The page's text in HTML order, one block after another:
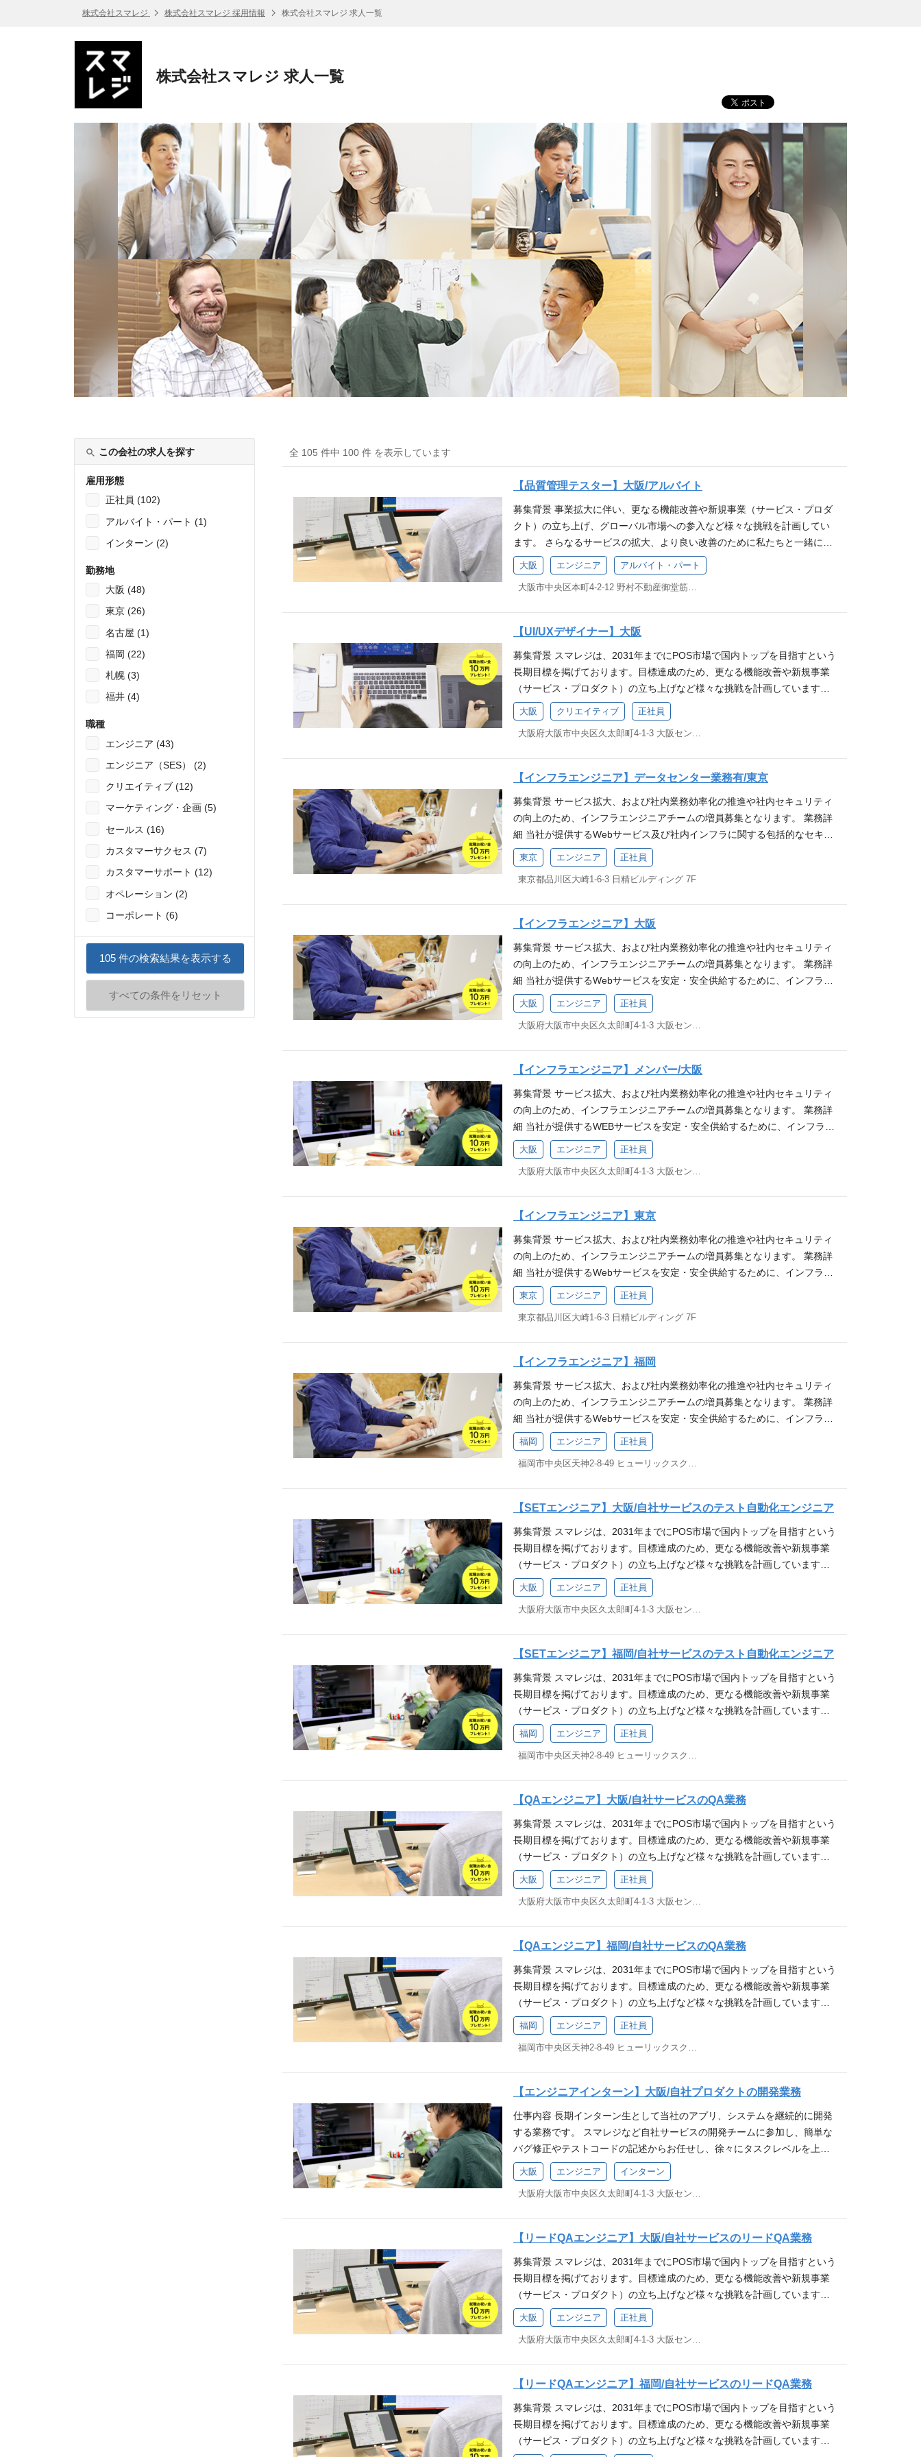
株式会社スマレジ 株式会社スマレジ 採用情報 株式会社スマレジ 求人一覧
株式会社スマレジ 求人一覧
この会社の求人を探す
雇用形態
正社員 (102)
アルバイト・パート (1)
インターン (2)
勤務地
大阪 (48)
東京 (26)
名古屋 (1)
福岡 (22)
札幌 (3)
福井 (4)
職種
エンジニア (43)
エンジニア（SES） (2)
クリエイティブ (12)
マーケティング・企画 (5)
セールス (16)
カスタマーサクセス (7)
カスタマーサポート (12)
オペレーション (2)
コーポレート (6)
105件の検索結果を表示する
すべての条件をリセット
全 105 件中 100 件 を表示しています
【品質管理テスター】大阪/アルバイト
募集背景 事業拡大に伴い、更なる機能改善や新規事業（サービス・プロダ
クト）の立ち上げ、グローバル市場への参入など様々な挑戦を計画してい
ます。 さらなるサービスの拡大、より良い改善のために私たちと一緒に働
きませんか？ 株式会社スマレジの事業について 業務詳細 スマレジが提供
するサービス全般（iOSアプリ・ウェブアプリ）の品質管理テスト（テスト
仕様書に基づいたテストの実施）を行っていただきます。 ※従事すべき業
【必須条件(MUST)】 iOSデバイスに関する基礎知識 オフィス系ソフト（w
ord/excel等）の操作経験 【歓迎要件(WANT)】 ソフトウェアテスト、又は
ゲームデバッグの経験 何かしらのプログラミング経験 技術スタック ツー
ル Postman, Proxyman, VSCode, Magic Pod バージョン管理 GitLab（マー
ジリクエストベースでレビューを実施） コラボレーションツール Redmin
e, Jira, Confluence, Slack, Zoom, Google Workspace 求める人物像 当社
ミッション「 お店を元気に、街を元気に！ 」へ共感いただける方 当社バ
リュー（行動指針）へ共感いただける方 ┗ 行けるとこまで行く！ ：熱
意を持って挑戦し、自分の限界やゴールを超える ┗ 要件定義ではなく、
要求定義 ：相手の発言の先にある、本質的なニーズや課題に向き合う ┗
「家族に恥じないか」を基準に判断する
大阪 エンジニア アルバイト・パート
【UI/UXデザイナー】大阪
募集背景 スマレジは、2031年までにPOS市場で国内トップを目指すという
長期目標を掲げております。目標達成のため、更なる機能改善や新規事業
（サービス・プロダクト）の立ち上げなど様々な挑戦を計画しています。
サービスの拡大、より良い改善のために私たちと一緒に働きませんか？ 株
式会社スマレジの事業について 業務詳細 ユーザーの目的を満たすために必
要な機能やコンテンツを考え、目指す情報や機能へ辿り着くための構造設
リ、Webサービス (マルチデバイス)のUI設計構築 主にご担当いただく業務
は管理画面のUI/UX設計と構築です。 デザインチームは、UI/UXデザイナー
2名/WEBデザイナー4名で構成されております。 今後のプロダクト機能リ
リースを鑑み、UI領域を強化したく、この度の募集と至りました。 募集要
件 【必須条件(MUST)】 スマートフォンアプリ、Webサービス (マルチデ
バイス)のデザインと構築や改良の実務経験3年以上または、同等の経験 Sa
aSやアプリのワイヤーフレーム作成などの情報設計の経験 「論理性」「客
観性」を以て、デザインの要件及び意図を説明できること HTML、JavaSc
ript、CSS での構築能力 ※ポートフォリオのご提出が必須となります。
【歓迎要件(WANT)】 エンジニアと一緒に仕事をした経験 PHP、Vue、Re
定める業務 ※本人の希望を考慮します 技術スタック 【ツール】 Adobe In
Design, Adobe Photoshop, Adobe Illustrator, Adobe XD, Mac Keynote 【バ
ージョン管理】 GitLab（マージリクエストベースでレビューを実施） 【コ
ラボレーションツール】 Redmine, Slack, Google Workspace 得られる経
れていることから、自分たちの仕事の成果や会社の成長を実感できるやり
がいがあります。 また、スマレジでは上流工程のみを行うようなことはあ
す！ 求める人物像 当社ミッション「 お店を元気に、街を元気に！ 」へ共
感いただける方 当社バリュー（行動指針）へ共感いただける方 ┗ 行ける
とこまで行く！ ：熱意を持って挑戦し、自分の限界やゴールを超える ┗
要件定義ではなく、要求定義 ：相手の発言の先にある、本質的なニーズや
課題に向き合う ┗ 家族に誇れる仕事を ：迷ったときは、自身の行動が
き、素直 向上心があって新しいことにチャレンジしたい お客様の課題解決
を喜べる 変化を楽しみ、対応していける 排他的でない わからないことを
時間や家族を大事にする 自発的に考え、行動できる
大阪 クリエイティブ 正社員
【インフラエンジニア】データセンター業務有/東京
募集背景 サービス拡大、および社内業務効率化の推進や社内セキュリティ
の向上のため、インフラエンジニアチームの増員募集となります。 業務詳
細 当社が提供するWebサービス及び社内インフラに関する包括的なセキュ
リティ対策の立案、導入を行う業務です。 ※サービスインフラと社内イン
フラ業務の割合は8:2程度です。 [メイン業務] ◆ スマレジサービスインフ
ラ ・サービスを安定供給するためのインフラ運用、改善計画の策定・実装
CI DSS運用 ・データセンター作業 ・パフォーマンス監視および障害対応
・可能な限り楽して運用できる仕組み、体制作り ・その他サービスの開
発・運用に必要な業務 [都度業務] ◆ 社内インフラ ・社内ヘルプデスク ・
社内利用サービスのアカウント管理 ※従事すべき業務の変更の範囲：会社
の定める業務 ※本人の希望を考慮します 募集要件 【必須条件(MUST)】
下記のインフラの設計・提案・開発・保守・運用における経験が5年以上
もしくは それに相当するご経歴をお持ちの方 クラウドを利用したLinuxベ
ースのWEBシステムの設計、構築経験 各種ミドルウェア(Apache/Nginx/ph
p-fpm/Mysql)の導入、チューニング経験 各種スクリプト(Python、Node.j
s、Go、ShellScript等)を用いた開発経験 【歓迎要件(WANT)】 ネットワー
トカード決済システム運用経験 社内システム部門情報システム部門の実務
経験（1年以上） 50 名規模以上の組織での IT 製品の企画、導入、運用経
験 コンテナ技術(Docker)の経験 ※ECS/Fargate経験者なら尚可 Infrastruct
ure as Codeの経験(Ansible/Terraform) セキュリティ強化対応(WAFや脆弱
防止の仕組みの運用経験 メトリクスの整備やモニタリング環境の運用経験
PHPを用いた開発経験、Gitフローを用いた開発経験 技術スタック 【AW
R ▼データベース・ストレージ Aurora(MySQL) / ElastiCache / S3 ▼アプ
リケーション統合 EventBridge / StepFunctions / SQS / SES ▼分析 Glue /
Athena / Kinesis ▼セキュリティ WAF、KMS 【ミドルウェア】 Nginx、Ap
ache、php-fpm、Postfix、Fail2ban、Fluentbit 【IaC】 Terraform、Ansibl
e 【CI / CD】 GitLab CI/CD 【APM】 Datadog、Sentry、Mackerel、Page
レーションツール】 Redmine、Slack、Google Workspace 得られる経験
当社の主力事業である「スマレジ」はクラウド型のPOSレジシステムで
れていることから、自分たちの仕事の成果や会社の成長を実感できるやり
がいがあります。 また自社サービスのシステムやクラウドシステムにおけ
るインフラ設計・運用の知識・経験が得られます。 求める人物像 当社ミッ
ション「 お店を元気に、街を元気に！ 」へ共感いただける方 当社バリュ
ー（行動指針）へ共感いただける方 ┗ 行けるとこまで行く！ ：熱意を持
：相手の発言の先にある、本質的なニーズや課題に向き合う ┗ 家族に誇れ
る仕事を ：迷ったときは、自身の行動が「家族に誇れるか」「家族に恥じ
ないか」を基準に判断する 自発的に考え、行動できる オンライン、オフラ
イン共にコミュニケーションが円滑にとれる 分からない事をひとりで抱え
込まない 排他的でない 向上心があって新しいことにチャレンジしたい お
間や家族を大事にする
東京 エンジニア 正社員
東京都品川区大崎1-6-3 日精ビルディング 7F
【インフラエンジニア】大阪
募集背景 サービス拡大、および社内業務効率化の推進や社内セキュリティ
の向上のため、インフラエンジニアチームの増員募集となります。 業務詳
細 当社が提供するWebサービスを安定・安全供給するために、インフラ運
用やセキュリティ対策を行う業務です。 ※サービスインフラと社内インフ
ラ業務の割合は8:2程度です [メイン業務] ◆ スマレジサービスインフラ ・
サービスを安定供給するためのインフラ運用、改善計画の策定・実装 ・サ
SS運用 ・パフォーマンス監視および障害対応 ・可能な限り楽して運用で
きる仕組み、体制作り ・その他サービスの開発・運用に必要な業務 [都度
業務] ◆ 社内インフラ ・社内ヘルプデスク ・社内利用サービスのアカウン
ト管理 ※従事すべき業務の変更の範囲：会社の定める業務 ※本人の希望を
考慮します 募集要件 【必須条件(MUST)】 下記のインフラの設計・提案・
開発・保守・運用における経験が5年以上 もしくは それに相当するご経歴
をお持ちの方 クラウドを利用したLinuxベースのWEBシステム構築、運用
経験 各種ミドルウェア(Nginx/php-fpm)の導入、チューニング、運用経験
各種スクリプト(ShellScript、Python、Node.js、Go等)を用いた開発、運用
経験 【歓迎要件(WANT)】 コンテナ技術(Docker)の経験 ※ECS/Fargate経
策定や運用経験 障害検知及び障害時対応や再発防止策の検討・運用経験 メ
トリクスの整備やモニタリング環境の運用経験 ネットワークの設計、構築
運用経験 セキュリティ強化対応(WAFや脆弱性診断対応)などの導入経験 セ
キュリティポリシーの策定経験 50 名規模以上の組織での IT 製品の企画、
発経験 技術スタック 【AWS】 ▼コンピューティング・コンテナ EC2 / La
mbda / ECS(Fargate) / ECR ▼データベース・ストレージ Aurora(MySQL)
SQS / SES ▼分析 Glue / Athena / Kinesis ▼セキュリティ WAF、KMS
【ミドルウェア】 Nginx / Apache、php-fpm、Postfix、Fail2ban、Fluentbi
t 【IaC】 Terraform / Ansible 【CI / CD】 GitLab CI/CD 【APM】 Datadog
/ Sentry / Mackerel / PagerDuty 【ネットワーク機器】 Yamaha系、Furun
o系、Fortinet系 【コラボレーションツール】 Redmine, Slack, Google Wo
POSレジシステムです。 数多くの店舗で導入されており、日常生活で立ち
寄ったお店で利用されていることから、自分たちの仕事の成果や会社の成
ウドシステムにおけるインフラ設計・運用の知識・経験が得られます。 求
める人物像 当社ミッション「お店を元気に、街を元気に！」へ共感いただ
ける方 当社バリュー（行動指針）へ共感いただける方 ┗行けるとこまで行
く！：熱意を持って挑戦し、自分の限界やゴールを超える ┗要件定義では
なく、要求定義：相手の発言の先にある、本質的なニーズや課題に向き合
か」「家族に恥じないか」を基準に判断する 自発的に考え、行動できる オ
ンライン、オフライン共にコミュニケーションが円滑にとれる 分からない
事をひとりで抱え込まない 排他的でない 向上心があって新しいことにチャ
レンジしたい お客様の課題解決を喜べる 変化を楽しみ、対応していける
プライベートの時間や家族を大事にする
大阪 エンジニア 正社員
【インフラエンジニア】メンバー/大阪
募集背景 サービス拡大、および社内業務効率化の推進や社内セキュリティ
の向上のため、インフラエンジニアチームの増員募集となります。 業務詳
細 当社が提供するWEBサービスを安定・安全供給するために、インフラ運
用やセキュリティ対策を行う業務です。 ◆ スマレジサービスインフラ(通
常業務) ・サービスを安定供給するためのインフラ運用、改善計画の策定・
実装 ・サービスを安全供給するためのセキュリティ対策・計画の策定・実
・社内ヘルプデスク ・社内利用サービスのアカウント管理 ※サービスイン
の範囲：会社の定める業務 ※本人の希望を考慮します 募集要件 【必須条
件(MUST)】 ITエンジニアとしてのご経験を有する方 【歓迎要件(WANT)】
・クラウドを利用したLinuxベースのWEBシステム構築、運用経験 ・各種
ミドルウェア(Nginx/php-fpm)の導入、チューニング、運用経験 ・各種スク
リプト(ShellScript、Python、Node.js、Go等)を用いた開発、運用経験 ・In
frastructure as Codeの経験(Ansible/Terraform) ・DevOps経験 ・コンテナ
技術(Docker)の経験 ※ECS/Fargate経験者なら尚可 ・セキュリティ強化対
応(WAFや脆弱性診断対応)などの導入経験 ・50 名規模以上の組織での IT
やIDSなどの導入経験 ・社内システム部門情報システム部門の実務経験（1
年以上） ・ネットワークの設計、構築運用経験 技術スタック 【AWS】 ▼
コンピューティング・コンテナ EC2 / Lambda / ECS(Fargate) / ECR ▼デ
ータベース・ストレージ Aurora(MySQL) / ElastiCache / S3 ▼アプリケー
hp-fpm、Postfix、Fail2ban、Fluentbit 【IaC】 Terraform / Ansible 【CI / C
D】 GitLab CI/CD 【APM】 Datadog / Sentry / Mackerel / PagerDuty 【ネ
ツール】 Redmine, Slack, Google Workspace 得られる経験 当社の主力事
業である「スマレジ」はクラウド型のPOSレジシステムです。 数多くの店
舗で導入されており、日常生活で立ち寄ったお店で利用されていることか
ら、自分たちの仕事の成果や会社の成長を実感できるやりがいがありま
す。 また自社サービスのシステムやクラウドシステムにおけるインフラ設
・明るく前向き、元気、素直、向上心があって新しいことにチャレンジし
たい ・わからないことをひとりで抱え込まない ・コミュニケーションが円
の時間や家族を大事にする
大阪 エンジニア 正社員
【インフラエンジニア】東京
募集背景 サービス拡大、および社内業務効率化の推進や社内セキュリティ
の向上のため、インフラエンジニアチームの増員募集となります。 業務詳
細 当社が提供するWebサービスを安定・安全供給するために、インフラ運
用やセキュリティ対策を行う業務です。 ※サービスインフラと社内インフ
ラ業務の割合は8:2程度です [メイン業務] ◆ スマレジサービスインフラ ・
サービスを安定供給するためのインフラ運用、改善計画の策定・実装 ・サ
SS運用 ・パフォーマンス監視および障害対応 ・可能な限り楽して運用で
きる仕組み、体制作り ・その他サービスの開発・運用に必要な業務 [都度
業務] ◆ 社内インフラ ・社内ヘルプデスク ・社内利用サービスのアカウン
ト管理 ※従事すべき業務の変更の範囲：会社の定める業務 ※本人の希望を
考慮します 募集要件 【必須条件(MUST)】 下記のインフラの設計・提案・
開発・保守・運用における経験が5年以上 もしくは それに相当するご経歴
をお持ちの方 クラウドを利用したLinuxベースのWEBシステム構築、運用
経験 各種ミドルウェア(Nginx/php-fpm)の導入、チューニング、運用経験
各種スクリプト(ShellScript、Python、Node.js、Go等)を用いた開発、運用
経験 【歓迎要件(WANT)】 コンテナ技術(Docker)の経験 ※ECS/Fargate経
策定や運用経験 障害検知及び障害時対応や再発防止策の検討・運用経験 メ
トリクスの整備やモニタリング環境の運用経験 ネットワークの設計、構築
運用経験 セキュリティ強化対応(WAFや脆弱性診断対応)などの導入経験 セ
キュリティポリシーの策定経験 50 名規模以上の組織での IT 製品の企画、
発経験 技術スタック 【AWS】 ▼コンピューティング・コンテナ EC2 / La
mbda / ECS(Fargate) / ECR ▼データベース・ストレージ Aurora(MySQL)
SQS / SES ▼分析 Glue / Athena / Kinesis ▼セキュリティ WAF、KMS
【ミドルウェア】 Nginx / Apache、php-fpm、Postfix、Fail2ban、Fluentbi
t 【IaC】 Terraform / Ansible 【CI / CD】 GitLab CI/CD 【APM】 Datadog
/ Sentry / Mackerel / PagerDuty 【ネットワーク機器】 Yamaha系、Furun
o系、Fortinet系 【コラボレーションツール】 Redmine, Slack, Google Wo
POSレジシステムです。 数多くの店舗で導入されており、日常生活で立ち
寄ったお店で利用されていることから、自分たちの仕事の成果や会社の成
ウドシステムにおけるインフラ設計・運用の知識・経験が得られます。 求
める人物像 当社ミッション「 お店を元気に、街を元気に！ 」へ共感いた
だける方 当社バリュー（行動指針）へ共感いただける方 ┗ 行けるとこま
で行く！ ：熱意を持って挑戦し、自分の限界やゴールを超える ┗ 要件定
義ではなく、要求定義 ：相手の発言の先にある、本質的なニーズや課題に
誇れるか」「家族に恥じないか」を基準に判断する 自発的に考え、行動で
きる オンライン、オフライン共にコミュニケーションが円滑にとれる 分か
らない事をひとりで抱え込まない 排他的でない 向上心があって新しいこと
にチャレンジしたい お客様の課題解決を喜べる 変化を楽しみ、対応してい
ける プライベートの時間や家族を大事にする
東京 エンジニア 正社員
東京都品川区大崎1-6-3 日精ビルディング 7F
【インフラエンジニア】福岡
募集背景 サービス拡大、および社内業務効率化の推進や社内セキュリティ
の向上のため、インフラエンジニアチームの増員募集となります。 業務詳
細 当社が提供するWebサービスを安定・安全供給するために、インフラ運
用やセキュリティ対策を行う業務です。 ※サービスインフラと社内インフ
ラ業務の割合は8:2程度です [メイン業務] ◆ スマレジサービスインフラ ・
サービスを安定供給するためのインフラ運用、改善計画の策定・実装 ・サ
SS運用 ・パフォーマンス監視および障害対応 ・可能な限り楽して運用で
きる仕組み、体制作り ・その他サービスの開発・運用に必要な業務 [都度
業務] ◆ 社内インフラ ・社内ヘルプデスク ・社内利用サービスのアカウン
ト管理 ※従事すべき業務の変更の範囲：会社の定める業務 ※本人の希望を
考慮します 募集要件 【必須条件(MUST)】 下記のインフラの設計・提案・
開発・保守・運用における経験が5年以上もしくはそれに相当するご経歴を
お持ちの方 クラウドを利用したLinuxベースのWEBシステム構築、運用経
験 各種ミドルウェア(Nginx/php-fpm)の導入、チューニング、運用経験 各
種スクリプト(ShellScript、Python、Node.js、Go等)を用いた開発、運用経
験 【歓迎要件(WANT)】 コンテナ技術(Docker)の経験 ※ECS/Fargate経験
定や運用経験 障害検知及び障害時対応や再発防止策の検討・運用経験 メト
リクスの整備やモニタリング環境の運用経験 ネットワークの設計、構築運
用経験 セキュリティ強化対応(WAFや脆弱性診断対応)などの導入経験 セキ
ュリティポリシーの策定経験 50 名規模以上の組織での IT 製品の企画、導
経験 技術スタック 【AWS】 ▼コンピューティング・コンテナ EC2 / Lamb
da / ECS(Fargate) / ECR ▼データベース・ストレージ Aurora(MySQL) / El
S / SES ▼分析 Glue / Athena / Kinesis ▼セキュリティ WAF、KMS 【ミド
ルウェア】 Nginx / Apache、php-fpm、Postfix、Fail2ban、Fluentbit 【Ia
C】 Terraform / Ansible 【CI / CD】 GitLab CI/CD 【APM】 Datadog / Sen
try / Mackerel / PagerDuty 【ネットワーク機器】 Yamaha系、Furuno系、
Fortinet系 【コラボレーションツール】 Redmine, Slack, Google Workspa
レジシステムです。 数多くの店舗で導入されており、日常生活で立ち寄っ
たお店で利用されていることから、自分たちの仕事の成果や会社の成長を
システムにおけるインフラ設計・運用の知識・経験が得られます。 求める
人物像 当社ミッション「 お店を元気に、街を元気に！ 」へ共感いただけ
る方 当社バリュー（行動指針）へ共感いただける方 ┗ 行けるとこまで行
く！ ：熱意を持って挑戦し、自分の限界やゴールを超える ┗ 要件定義で
はなく、要求定義 ：相手の発言の先にある、本質的なニーズや課題に向き
るか」「家族に恥じないか」を基準に判断する 自発的に考え、行動できる
オンライン、オフライン共にコミュニケーションが円滑にとれる 分からな
い事をひとりで抱え込まない 排他的でない 向上心があって新しいことにチ
ャレンジしたい お客様の課題解決を喜べる 変化を楽しみ、対応していける
プライベートの時間や家族を大事にする
福岡 エンジニア 正社員
【SETエンジニア】大阪/自社サービスのテスト自動化エンジニア
募集背景 スマレジは、2031年までにPOS市場で国内トップを目指すという
長期目標を掲げております。目標達成のため、更なる機能改善や新規事業
（サービス・プロダクト）の立ち上げなど様々な挑戦を計画しています。
サービスの拡大、より良い改善のために私たちと一緒に働きませんか？ 業
務詳細 スマレジが提供する各WEBサービスに関するテスト自動化業務を担
当していただきます。 スマレジの事業について テスト自動化の環境設計・
会社の定める業務 ※本人の希望を考慮します 募集要件 【必須条件(MUS
T)】 JSTQB認定テスト技術者資格（FL）保有者、又は相当のテスト基礎
知識 Appium/Selenium等のフレームワークを活用したテスト自動化の業務
経験（もしくは、テスト自動化フレームワークの基礎知識） 【歓迎要件(W
ANT)】 Webシステム、モバイルアプリケーションの開発経験 チームのマ
ネジメント経験 技術スタック 【ツール】 Postman, VSCode, Magic Pod
【バージョン管理】 GitLab（マージリクエストベースでレビューを実施）
【コラボレーションツール】 Redmine, Slack, Google Workspace 【言
語】 PHP, JavaScript, TypeScript 【フレームワーク】 Selenium, Appium,
Cypress, Puppeteer, TestCafe 【CI/CD環境】 GitLab CI 得られる経験 当社
多くの店舗で導入されており、日常生活で立ち寄ったお店で利用されてい
ることから、自分たちの仕事の成果や会社の成長を実感できるやりがいが
あります。 求める人物像 当社ミッション「お店を元気に、街を元気
に！」へ共感いただける方 当社バリュー（行動指針）へ共感いただける方
なニーズや課題に向き合う ┗家族に誇れる仕事を：迷ったときは、自身
の行動が「家族に誇れるか」「家族に恥じないか」を基準に判断する
大阪 エンジニア 正社員
【SETエンジニア】福岡/自社サービスのテスト自動化エンジニア
募集背景 スマレジは、2031年までにPOS市場で国内トップを目指すという
長期目標を掲げております。目標達成のため、更なる機能改善や新規事業
（サービス・プロダクト）の立ち上げなど様々な挑戦を計画しています。
サービスの拡大、より良い改善のために私たちと一緒に働きませんか？？
業務詳細 スマレジが提供する各WEBサービスに関するテスト自動化業務を
担当していただきます。 スマレジの事業について テスト自動化の環境設
囲：会社の定める業務 ※本人の希望を考慮します 募集要件 【必須条件(M
UST)】 JSTQB認定テスト技術者資格（FL）保有者、又は相当のテスト基
礎知識 Appium/Selenium等のフレームワークを活用したテスト自動化の業
務経験（もしくは、テスト自動化フレームワークの基礎知識） 【歓迎要件
(WANT)】 Webシステム、モバイルアプリケーションの開発経験 チームの
マネジメント経験 技術スタック 【ツール】 Postman, VSCode, Magic Pod
【バージョン管理】 GitLab（マージリクエストベースでレビューを実施）
【コラボレーションツール】 Redmine, Slack, Google Workspace 【言
語】 PHP, JavaScript, TypeScript 【フレームワーク】 Selenium, Appium,
Cypress, Puppeteer, TestCafe 【CI/CD環境】 GitLab CI 得られる経験 当社
多くの店舗で導入されており、日常生活で立ち寄ったお店で利用されてい
ることから、自分たちの仕事の成果や会社の成長を実感できるやりがいが
あります。 求める人物像 当社ミッション「 お店を元気に、街を元気に！
」へ共感いただける方 当社バリュー（行動指針）へ共感いただける方 ┗
ニーズや課題に向き合う ┗ 家族に誇れる仕事を ：迷ったときは、自身
の行動が「家族に誇れるか」「家族に恥じないか」を基準に判断する
福岡 エンジニア 正社員
【QAエンジニア】大阪/自社サービスのQA業務
募集背景 スマレジは、2031年までにPOS市場で国内トップを目指すという
長期目標を掲げております。目標達成のため、更なる機能改善や新規事業
（サービス・プロダクト）の立ち上げなど様々な挑戦を計画しています。
サービスの拡大、より良い改善のために私たちと一緒に働きませんか？ 株
式会社スマレジの事業について 業務詳細 スマレジが提供する各WEBサー
ビスに関する品質管理、及び品質向上に向けたテスト業務全般（各プロダ
等）を担当していただきます。リリース後のバグ分析やテストプロセス改
善、関連部署との連携等も行います。 ・テスト設計・実装・実行 ・不具合
報告・管理・分析 ・リリース後確認・モニタリング ※従事すべき業務の変
更の範囲：会社の定める業務 ※本人の希望を考慮します 募集要件 【必須
条件(MUST)】 JSTQB認定テスト技術者資格（FL）保有者、又は相当のテ
スト基礎知識 ソフトウェアテスト、品質管理業務経験者 ※経験年数は問い
ません 【歓迎要件(WANT)】 テスト計画書、設計書、仕様書の作成経験 W
ebAPIのテスト経験 組み込み機器連携のテスト経験 リードQAの経験 Web
システム、モバイルアプリケーションの開発経験 何かしらのプログラミン
グ経験 技術スタック 【ツール】 Postman, VSCode, Magic Pod 【バージ
レーションツール】 Redmine, Slack, Google Workspace 得られる経験 当
社の主力事業である「スマレジ」はクラウド型のPOSレジシステムです。
数多くの店舗で導入されており、日常生活で立ち寄ったお店で利用されて
いることから、自分たちの仕事の成果や会社の成長を実感できるやりがい
の機能提案も積極的に行なっており、ユーザーの課題を適切に捉える力が
身に付きます。 また、スマレジのQAエンジニアはテストをするだけでな
テストプロセスの改善に興味がある方は大歓迎です！急成長中の会社です
ので、新しいことにもチャレンジできます！ 求める人物像 当社ミッション
「お店を元気に、街を元気に！」 へ共感いただける方 当社バリュー（行動
指針）へ共感いただける ┗ 行けるとこまで行く！ ：熱意を持って挑戦
し、自分の限界やゴールを超える ┗ 要件定義ではなく、要求定義 ：相手
を ：迷ったときは、自身の行動が「家族に誇れるか」「家族に恥じない
か」を基準に判断する 明るく前向き、素直 向上心があって新しいことにチ
排他的でない わからないことをひとりで抱え込まない コミュニケーション
が円滑にとれる プライベートの時間や家族を大事にする 自発的に考え、行
動できる
大阪 エンジニア 正社員
【QAエンジニア】福岡/自社サービスのQA業務
募集背景 スマレジは、2031年までにPOS市場で国内トップを目指すという
長期目標を掲げております。目標達成のため、更なる機能改善や新規事業
（サービス・プロダクト）の立ち上げなど様々な挑戦を計画しています。
サービスの拡大、より良い改善のために私たちと一緒に働きませんか？ 株
式会社スマレジの事業について 業務詳細 スマレジが提供する各WEBサー
ビスに関する品質管理、及び品質向上に向けたテスト業務全般（各プロダ
等）を担当していただきます。リリース後のバグ分析やテストプロセス改
善、関連部署との連携等も行います。 ・テスト設計・実装・実行 ・不具合
報告・管理・分析 ・リリース後確認・モニタリング ※従事すべき業務の変
更の範囲：会社の定める業務 ※本人の希望を考慮します 募集要件 【必須
条件(MUST)】 JSTQB認定テスト技術者資格（FL）保有者、又は相当のテ
スト基礎知識 ソフトウェアテスト、品質管理業務経験者 ※経験年数は問い
ません 【歓迎要件(WANT)】 テスト計画書、設計書、仕様書の作成経験 W
ebAPIのテスト経験 組み込み機器連携のテスト経験 リードQAの経験 Web
システム、モバイルアプリケーションの開発経験 何かしらのプログラミン
グ経験 技術スタック 【ツール】 Postman, VSCode, Magic Pod 【バージ
レーションツール】 Redmine, Slack, Google Workspace 得られる経験 当
社の主力事業である「スマレジ」はクラウド型のPOSレジシステムです。
数多くの店舗で導入されており、日常生活で立ち寄ったお店で利用されて
いることから、自分たちの仕事の成果や会社の成長を実感できるやりがい
の機能提案も積極的に行なっており、ユーザーの課題を適切に捉える力が
身に付きます。 また、スマレジのQAエンジニアはテストをするだけでな
テストプロセスの改善に興味がある方は大歓迎です！急成長中の会社です
ので、新しいことにもチャレンジできます！ 求める人物像 当社ミッショ
ン 「お店を元気に、街を元気に！」 へ共感いただける方 当社バリュー
福岡 エンジニア 正社員
【エンジニアインターン】大阪/自社プロダクトの開発業務
仕事内容 長期インターン生として当社のアプリ、システムを継続的に開発
する業務です。 スマレジなど自社サービスの開発チームに参加し、簡単な
バグ修正やテストコードの記述からお任せし、徐々にタスクレベルを上げ
ていきます。 社内には60名程度のエンジニアが在籍しており、チームごと
にサービス改善点を話し合い、実装しています。 多くの企業に使われてい
る自社サービスがどのように開発されているのか、授業では学べないビジ
を手段として捉えられるエンジニア」の方を歓迎しています。 ※従事すべ
き業務の変更の範囲：会社の定める業務 ※本人の希望を考慮します 募集要
件 PHP、C、C#、PythonなどWeb系言語を学んでいる方 趣味、独学で何
かしらのシステム開発経験がある方 ※来年3月卒業予定の学生の方は応募
をご遠慮いただいております。 技術スタック 【開発言語】 PHP, JavaScri
pt,TypeScript 【フレームワーク】 Laravel, CakePHP, Vue.js, React, jQuer
y 【ツール】 VSCode, PhpStorm, Docker 【CI/CD環境】 GitLab CI 【イン
フラ】 AWS（EC2, ECS, Aurora, S3, DynamoDB, ElastiCache, Lambda, S
QS, SNS, StepFunction, Elastic BeanStalk等） 【バージョン管理】 GitLab
（マージリクエストベースでレビューを実施） 【コラボレーションツー
【開発体制】 弊社は一人一人のメンバーが主体的・自発的な開発が行える
よう プロダクトやその機能群ごとに少人数（3～5名程度）のチームで開発
をしています。 【開発スタイル】 2週間～1ヶ月（チームにより異なる）
大阪 エンジニア インターン
【リードQAエンジニア】大阪/自社サービスのリードQA業務
募集背景 スマレジは、2031年までにPOS市場で国内トップを目指すという
長期目標を掲げております。目標達成のため、更なる機能改善や新規事業
（サービス・プロダクト）の立ち上げなど様々な挑戦を計画しています。
サービスの拡大、より良い改善のために私たちと一緒に働きませんか？ 株
式会社スマレジの事業について 業務詳細 スマレジが提供する各WEBサー
ビスに関する品質管理、及び品質向上をご担当いただきます。 ▼テスト業
けたテスト業務全般（各プロダクトのテスト設計や実行、テスト仕様書の
作成やメンテナンス、進捗管理等）を担当していただきます。 リリース後
のバグ分析やテストプロセス改善、関連部署との連携等も行います。 テス
ト設計・実装・実行 不具合報告・管理・分析 リリース後確認・モニタリン
グ ▼リーダー業務 やがては、スマレジが提供する各種サービスの品質管
大阪 エンジニア 正社員
【リードQAエンジニア】福岡/自社サービスのリードQA業務
募集背景 スマレジは、2031年までにPOS市場で国内トップを目指すという
長期目標を掲げております。目標達成のため、更なる機能改善や新規事業
（サービス・プロダクト）の立ち上げなど様々な挑戦を計画しています。